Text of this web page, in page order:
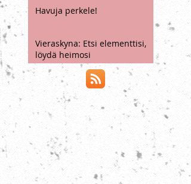
ihmisiin kiltimmin ja
ymmärtävämmin
Vieraskynä: Uhriutuminen
Havuja perkele!
Vieraskyna: Etsi elementtisi,
löydä heimosi